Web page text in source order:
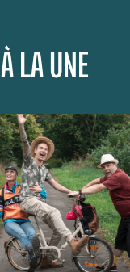
À LA UNE